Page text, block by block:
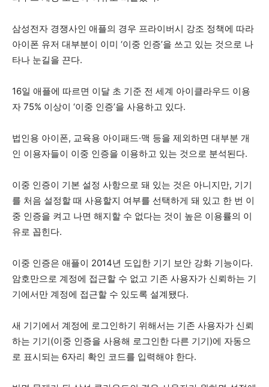
삼성전자 경쟁사인 애플의 경우 프라이버시 강조 정책에 따라
아이폰 유저 대부분이 이미 ‘이중 인증’을 쓰고 있는 것으로 나
타나 눈길을 끈다.
16일 애플에 따르면 이달 초 기준 전 세계 아이클라우드 이용
자 75% 이상이 ‘이중 인증’을 사용하고 있다.
법인용 아이폰, 교육용 아이패드·맥 등을 제외하면 대부분 개
인 이용자들이 이중 인증을 이용하고 있는 것으로 분석된다.
이중 인증이 기본 설정 사항으로 돼 있는 것은 아니지만, 기기
를 처음 설정할 때 사용할지 여부를 선택하게 돼 있고 한 번 이
중 인증을 켜고 나면 해지할 수 없다는 것이 높은 이용률의 이
유로 꼽힌다.
이중 인증은 애플이 2014년 도입한 기기 보안 강화 기능이다.
암호만으로 계정에 접근할 수 없고 기존 사용자가 신뢰하는 기
기에서만 계정에 접근할 수 있도록 설계됐다.
새 기기에서 계정에 로그인하기 위해서는 기존 사용자가 신뢰
하는 기기(이중 인증을 사용해 로그인한 다른 기기)에 자동으
로 표시되는 6자리 확인 코드를 입력해야 한다.